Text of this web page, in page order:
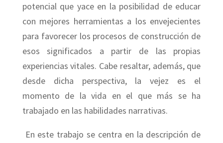
potencial que yace en la posibilidad de educar
con mejores herramientas a los envejecientes
para favorecer los procesos de construcción de
esos significados a partir de las propias
experiencias vitales. Cabe resaltar, además, que
desde dicha perspectiva, la vejez es el
momento de la vida en el que más se ha
trabajado en las habilidades narrativas.
En este trabajo se centra en la descripción de